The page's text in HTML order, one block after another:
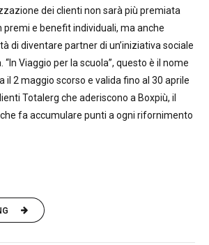
dei clienti non sarà più premiata
premi e benefit individuali, ma anche
di diventare partner di un’iniziativa sociale
Viaggio per la scuola”, questo è il nome
il 2 maggio scorso e valida fino al 30 aprile
Totalerg che aderiscono a Boxpiù, il
fa accumulare punti a ogni rifornimento